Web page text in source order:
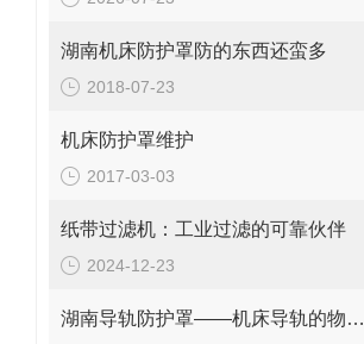
湖南机床防护罩防的东西还蛮多
2018-07-23
机床防护罩维护
2017-03-03
纸带过滤机：工业过滤的可靠伙伴
2024-12-23
湖南导轨防护罩——机床导轨的物理防护部件